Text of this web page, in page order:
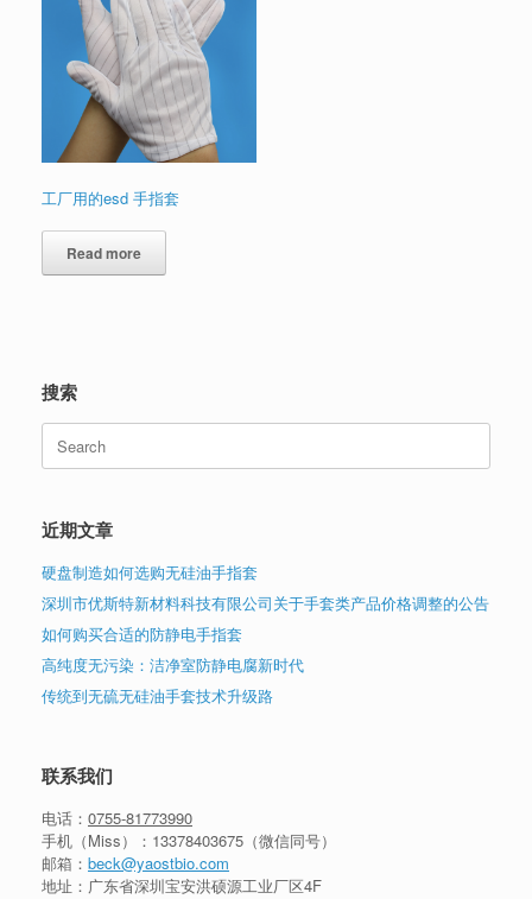
工厂用的esd 手指套
Read more
搜索
for:
近期文章
硬盘制造如何选购无硅油手指套
深圳市优斯特新材料科技有限公司关于手套类产品价格调整的公告
如何购买合适的防静电手指套
高纯度无污染：洁净室防静电腐新时代
传统到无硫无硅油手套技术升级路
联系我们
电话： 0755-81773990
手机（Miss）： 13378403675 （微信同号）
邮箱： beck@yaostbio.com
地址：广东省深圳宝安洪硕源工业厂区4F